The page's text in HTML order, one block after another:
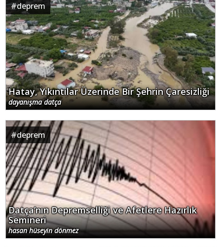
#deprem
Hatay, Yıkıntılar Üzerinde Bir Şehrin Çaresizliği
dayanışma datça
#deprem
Datça’nın Depremselliği ve Afetlere Hazırlık
Semineri
hasan hüseyin dönmez